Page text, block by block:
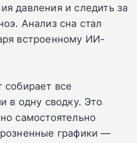
давления и следить за
Анализ сна стал
встроенному ИИ-
собирает все
в одну сводку. Это
самостоятельно
графики —